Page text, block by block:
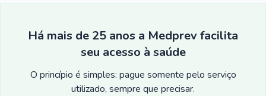
Há mais de 25 anos a Medprev facilita
seu acesso à saúde
O princípio é simples: pague somente pelo serviço
utilizado, sempre que precisar.